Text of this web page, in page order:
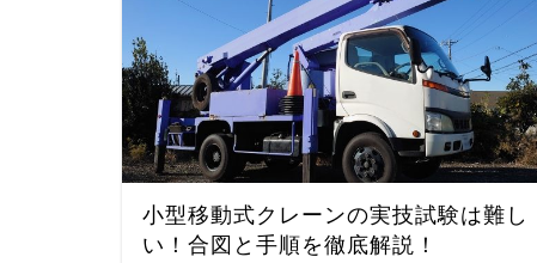
小型移動式クレーンの実技試験は難し
い！合図と手順を徹底解説！